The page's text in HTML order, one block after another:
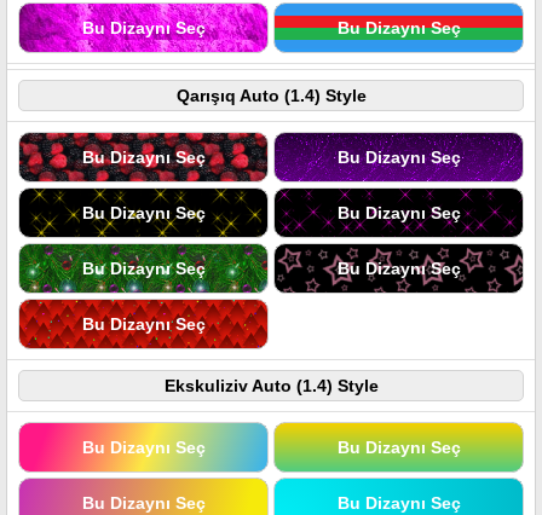
Bu Dizaynı Seç Bu Dizaynı Seç
Qarışıq Auto (1.4) Style
Bu Dizaynı Seç Bu Dizaynı Seç
Bu Dizaynı Seç Bu Dizaynı Seç
Bu Dizaynı Seç Bu Dizaynı Seç
Bu Dizaynı Seç
Ekskuliziv Auto (1.4) Style
Bu Dizaynı Seç Bu Dizaynı Seç
Bu Dizaynı Seç Bu Dizaynı Seç